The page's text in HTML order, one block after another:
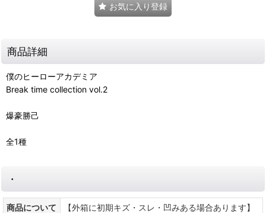
お気に入り登録
商品詳細
僕のヒーローアカデミア
Break time collection vol.2
爆豪勝己
全1種
・
商品について
【外箱に初期キズ・スレ・凹みある場合あります】